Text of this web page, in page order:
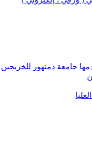
تقدمها جامعة دمنهور للخريجين